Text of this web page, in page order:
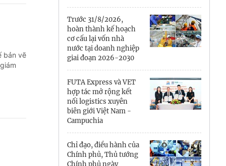
Đắk Lắk
Đồng Nai
Đồng Tháp
Gia Lai
Hà Nội
Hồ Chí Minh
Hà Tĩnh
bản vẽ
Trước 31/8/2026,
hoàn thành kế hoạch
cơ cấu lại vốn nhà
nước tại doanh nghiệp
giai đoạn 2026-2030
FUTA Express và VET
hợp tác mở rộng kết
nối logistics xuyên
biên giới Việt Nam -
Campuchia
Chỉ đạo, điều hành của
Chính phủ, Thủ tướng
Chính phủ ngày